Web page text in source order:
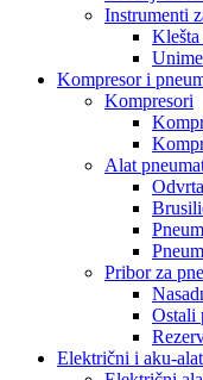
Instrumenti
Klešta
Kompresor i
Kompresori
Alat
Pribor za
Ostali
Električni i aku-